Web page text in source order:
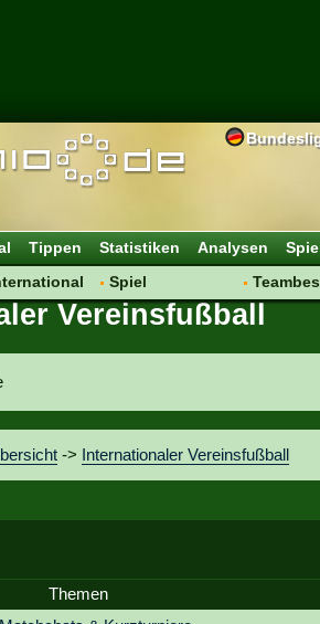
Tippen Statistiken Analysen
Spiel
Regeln & Tipps
Vereinsfußball
-> Internationaler Vereinsfußball
Themen